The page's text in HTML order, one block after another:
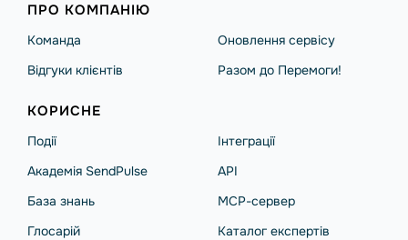
ПРО КОМПАНІЮ
Команда
Відгуки клієнтів
Оновлення сервісу
Разом до Перемоги!
КОРИСНЕ
Події
Академія SendPulse
База знань
Глосарій
Інтеграції
API
MCP-сервер
Каталог експертів